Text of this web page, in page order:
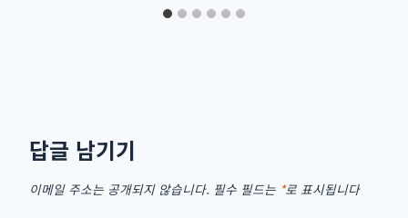
답글 남기기
이메일 주소는 공개되지 않습니다. 필수 필드는 *로 표시됩니다